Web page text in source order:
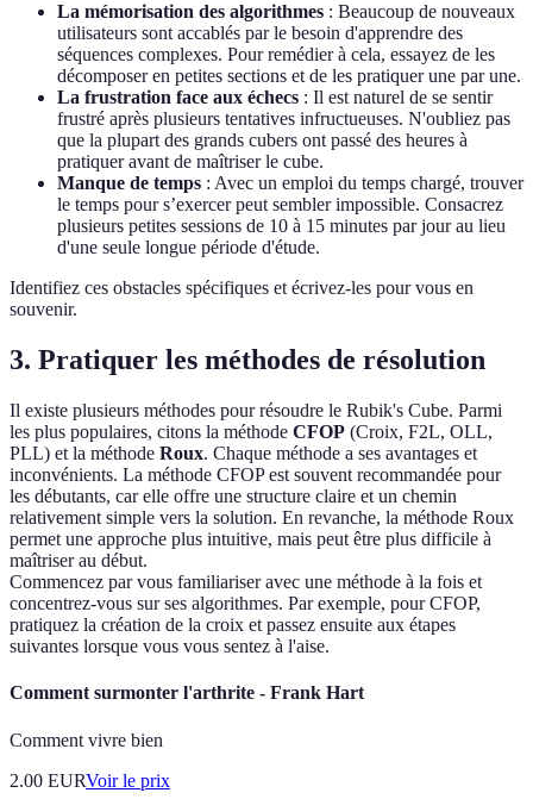
La mémorisation des algorithmes : Beaucoup de nouveaux
utilisateurs sont accablés par le besoin d'apprendre des
séquences complexes. Pour remédier à cela, essayez de les
décomposer en petites sections et de les pratiquer une par une.
La frustration face aux échecs : Il est naturel de se sentir
frustré après plusieurs tentatives infructueuses. N'oubliez pas
que la plupart des grands cubers ont passé des heures à
pratiquer avant de maîtriser le cube.
Manque de temps : Avec un emploi du temps chargé, trouver
le temps pour s’exercer peut sembler impossible. Consacrez
plusieurs petites sessions de 10 à 15 minutes par jour au lieu
d'une seule longue période d'étude.
Identifiez ces obstacles spécifiques et écrivez-les pour vous en
souvenir.
3. Pratiquer les méthodes de résolution
Il existe plusieurs méthodes pour résoudre le Rubik's Cube. Parmi
les plus populaires, citons la méthode CFOP (Croix, F2L, OLL,
PLL) et la méthode Roux. Chaque méthode a ses avantages et
inconvénients. La méthode CFOP est souvent recommandée pour
les débutants, car elle offre une structure claire et un chemin
relativement simple vers la solution. En revanche, la méthode Roux
permet une approche plus intuitive, mais peut être plus difficile à
maîtriser au début.
Commencez par vous familiariser avec une méthode à la fois et
concentrez-vous sur ses algorithmes. Par exemple, pour CFOP,
pratiquez la création de la croix et passez ensuite aux étapes
suivantes lorsque vous vous sentez à l'aise.
Comment surmonter l'arthrite - Frank Hart
Comment vivre bien
2.00 EURVoir le prix